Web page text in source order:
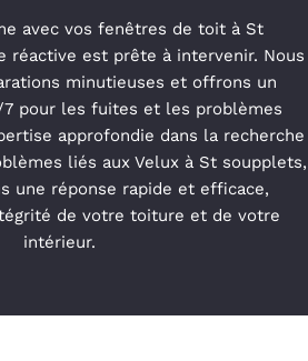
avec vos fenêtres de toit à St
réactive est prête à intervenir. Nous
minutieuses et offrons un
7 pour les fuites et les problèmes
approfondie dans la recherche
liés aux Velux à St soupplets,
une réponse rapide et efficace,
de votre toiture et de votre
intérieur.